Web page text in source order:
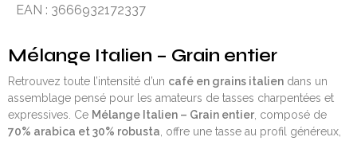
EAN : 3666932172337
Mélange Italien – Grain entier
Retrouvez toute l’intensité d’un café en grains italien dans un
assemblage pensé pour les amateurs de tasses charpentées et
expressives. Ce Mélange Italien – Grain entier , composé de
70% arabica et 30% robusta , offre une tasse au profil généreux,